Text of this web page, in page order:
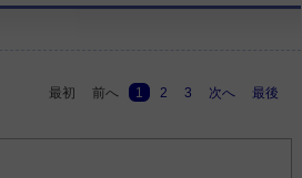
最初 前へ 1 2 3 次へ 最後